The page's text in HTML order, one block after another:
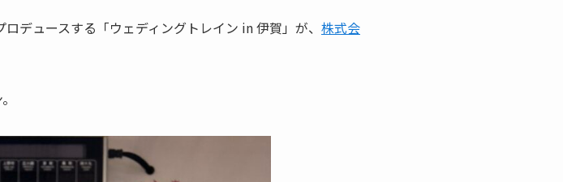
デュースする「ウェディングトレイン in 伊賀」が、 株式会